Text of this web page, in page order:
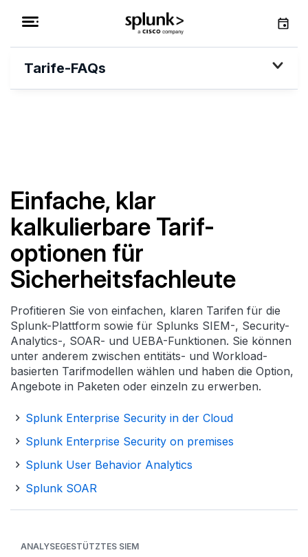
Tarife-FAQs
Einfache, klar
kalkulierbare Tarif­
optionen für
Sicherheitsfachleute
Profitieren Sie von einfachen, klaren Tarifen für die
Splunk-Plattform sowie für Splunks SIEM-, Security-
Analytics-, SOAR- und UEBA-Funktionen. Sie können
unter anderem zwischen entitäts- und Workload-
basierten Tarif­modellen wählen und haben die Option,
Angebote in Paketen oder einzeln zu erwerben.
Splunk Enterprise Security in der Cloud
Splunk Enterprise Security on premises
Splunk User Behavior Analytics
Splunk SOAR
ANALYSEGESTÜTZTES SIEM